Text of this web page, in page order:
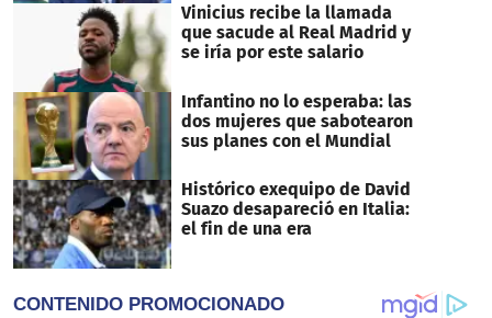
Vinicius recibe la llamada
que sacude al Real Madrid y
se iría por este salario
Infantino no lo esperaba: las
dos mujeres que sabotearon
sus planes con el Mundial
Histórico exequipo de David
Suazo desapareció en Italia:
el fin de una era